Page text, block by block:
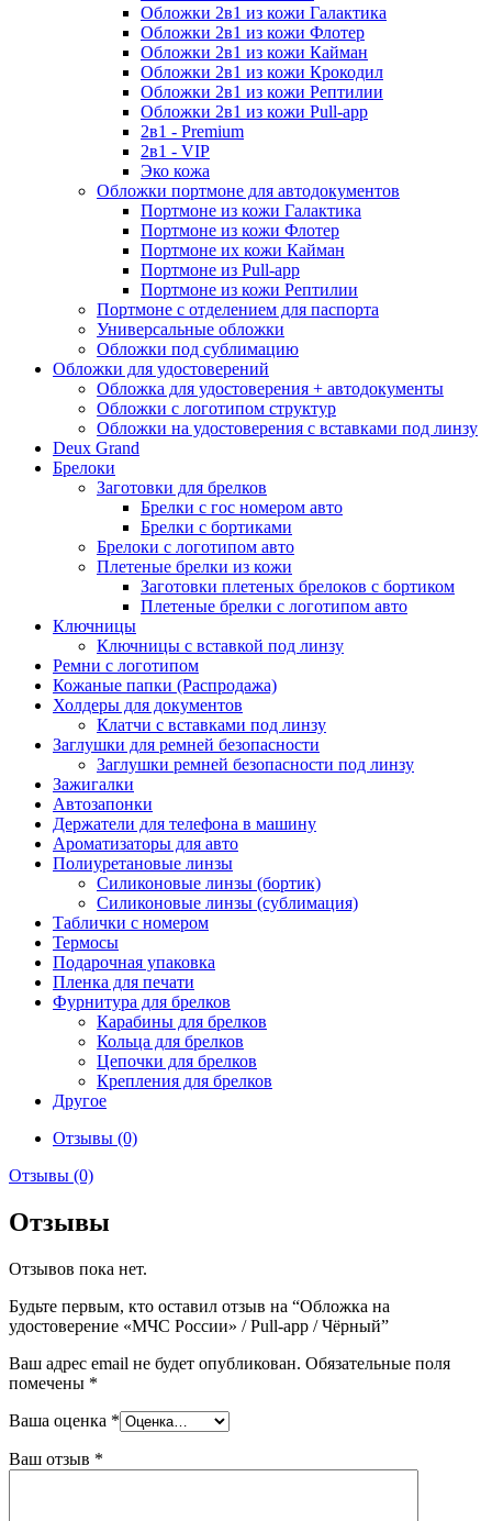
Обложки 2в1 из кожи Галактика
Обложки 2в1 из кожи Флотер
Обложки 2в1 из кожи Кайман
Обложки 2в1 из кожи Крокодил
Обложки 2в1 из кожи Рептилии
Обложки 2в1 из кожи Pull-app
2в1 - Premium
2в1 - VIP
Эко кожа
Обложки портмоне для автодокументов
Портмоне из кожи Галактика
Портмоне из кожи Флотер
Портмоне их кожи Кайман
Портмоне из Pull-app
Портмоне из кожи Рептилии
Портмоне с отделением для паспорта
Универсальные обложки
Обложки под сублимацию
Обложки для удостоверений
Обложка для удостоверения + автодокументы
Обложки с логотипом структур
Обложки на удостоверения с вставками под линзу
Deux Grand
Брелоки
Заготовки для брелков
Брелки с гос номером авто
Брелки с бортиками
Брелоки с логотипом авто
Плетеные брелки из кожи
Заготовки плетеных брелоков с бортиком
Плетеные брелки с логотипом авто
Ключницы
Ключницы с вставкой под линзу
Ремни с логотипом
Кожаные папки (Распродажа)
Холдеры для документов
Клатчи с вставками под линзу
Заглушки для ремней безопасности
Заглушки ремней безопасности под линзу
Зажигалки
Автозапонки
Держатели для телефона в машину
Ароматизаторы для авто
Полиуретановые линзы
Силиконовые линзы (бортик)
Силиконовые линзы (сублимация)
Таблички с номером
Термосы
Подарочная упаковка
Пленка для печати
Фурнитура для брелков
Карабины для брелков
Кольца для брелков
Цепочки для брелков
Крепления для брелков
Другое
Отзывы (0)
Отзывы (0)
Отзывы
Отзывов пока нет.
Будьте первым, кто оставил отзыв на “Обложка на
удостоверение «МЧС России» / Pull-app / Чёрный”
Ваш адрес email не будет опубликован. Обязательные поля
помечены *
Ваша оценка *
Ваш отзыв *